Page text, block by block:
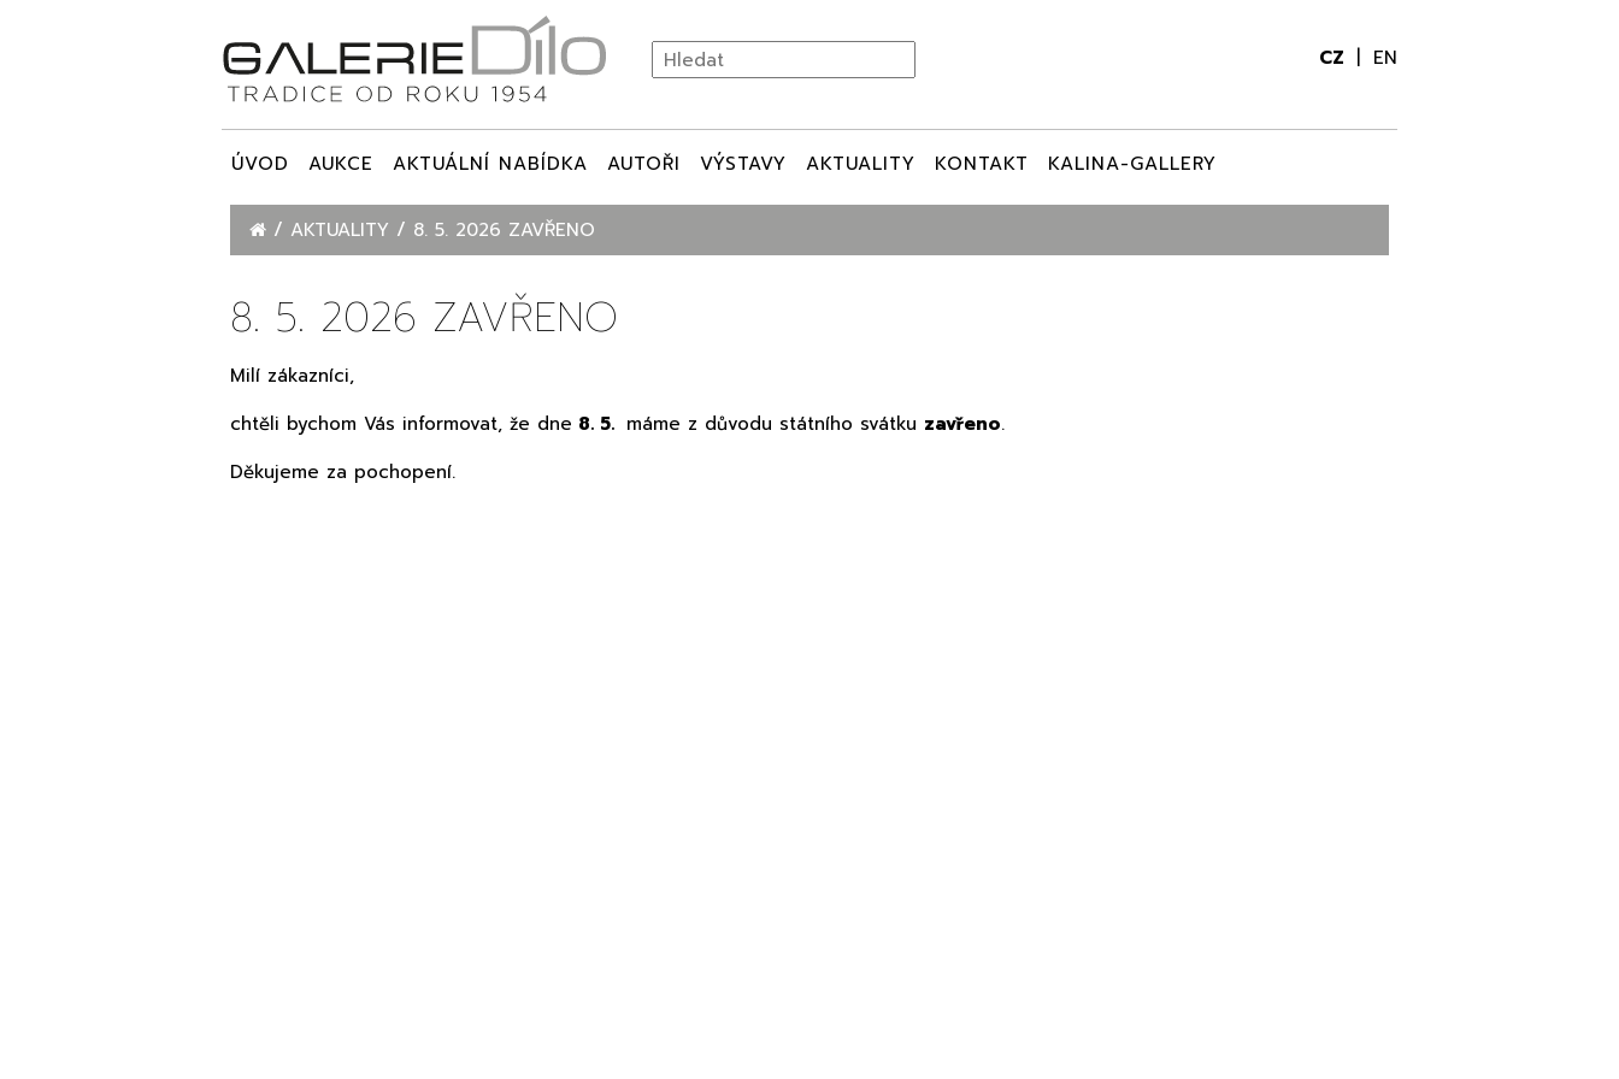
CZ EN
ÚVOD AUKCE AKTUÁLNÍ NABÍDKA AUTOŘI VÝSTAVY AKTUALITY KONTAKT KALINA-GALLERY
8. 5. 2026 ZAVŘENO
Milí zákazníci,
chtěli bychom Vás informovat, že dne 8. 5. máme z důvodu státního svátku zavřeno.
Děkujeme za pochopení.
AKTUALITY 8. 5. 2026 ZAVŘENO